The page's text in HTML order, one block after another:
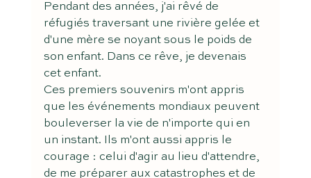
Pendant des années, j'ai rêvé de
réfugiés traversant une rivière gelée et
d'une mère se noyant sous le poids de
son enfant. Dans ce rêve, je devenais
cet enfant.
Ces premiers souvenirs m'ont appris
que les événements mondiaux peuvent
bouleverser la vie de n'importe qui en
un instant. Ils m'ont aussi appris le
courage : celui d'agir au lieu d'attendre,
de me préparer aux catastrophes et de